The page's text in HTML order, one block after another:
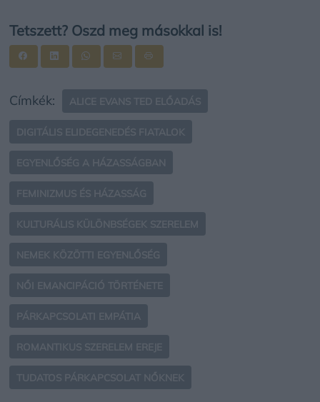
Tetszett? Oszd meg másokkal is!
Címkék: ALICE EVANS TED ELŐADÁS
DIGITÁLIS ELIDEGENEDÉS FIATALOK
EGYENLŐSÉG A HÁZASSÁGBAN
FEMINIZMUS ÉS HÁZASSÁG
KULTURÁLIS KÜLÖNBSÉGEK SZERELEM
NEMEK KÖZÖTTI EGYENLŐSÉG
NŐI EMANCIPÁCIÓ TÖRTÉNETE
PÁRKAPCSOLATI EMPÁTIA
ROMANTIKUS SZERELEM EREJE
TUDATOS PÁRKAPCSOLAT NŐKNEK